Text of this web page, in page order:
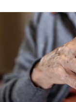
YAŞAM
YEREL